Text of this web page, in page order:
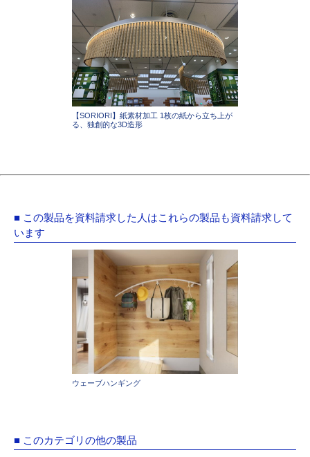
【SORIORI】紙素材加工 1枚の紙から立ち上が
る、独創的な3D造形
■ この製品を資料請求した人はこれらの製品も資料請求して
います
ウェーブハンギング
■ このカテゴリの他の製品